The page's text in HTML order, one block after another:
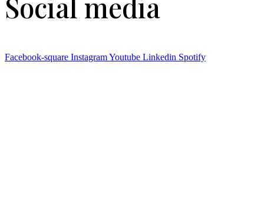
Facebook-square InstagramYoutube Linkedin Spotify